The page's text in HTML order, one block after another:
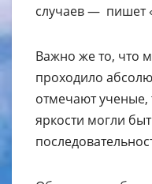
случаев — пишет
Важно же то, что
проходило
отмечают ученые,
яркости могли